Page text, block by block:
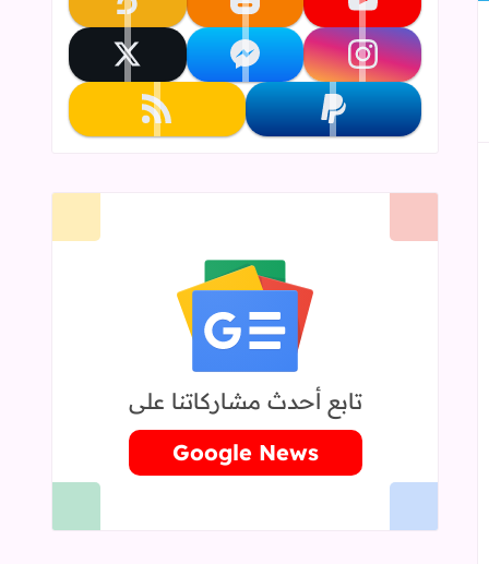
إلى العلامات المرجعية
تابعنا على youtube تابعنا على blogger تابعنا على khamsat
تابعنا على instagram تابعنا على messenger تابعنا على x
تابعنا على paypal تابعنا على rss
تابع أحدث مشاركاتنا على
Google News